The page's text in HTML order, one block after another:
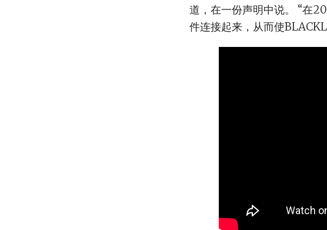
道，在一份声明中说。 “在
件连接起来，从而使